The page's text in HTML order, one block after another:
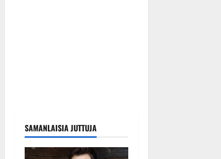
SAMANLAISIA JUTTUJA